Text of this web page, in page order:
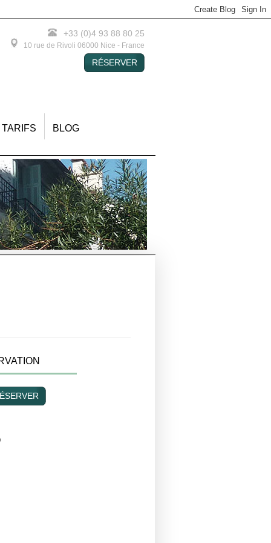
+33 (0)4 93 88 80 25
10 rue de Rivoli 06000 Nice - France
RÉSERVER
TARIFS BLOG